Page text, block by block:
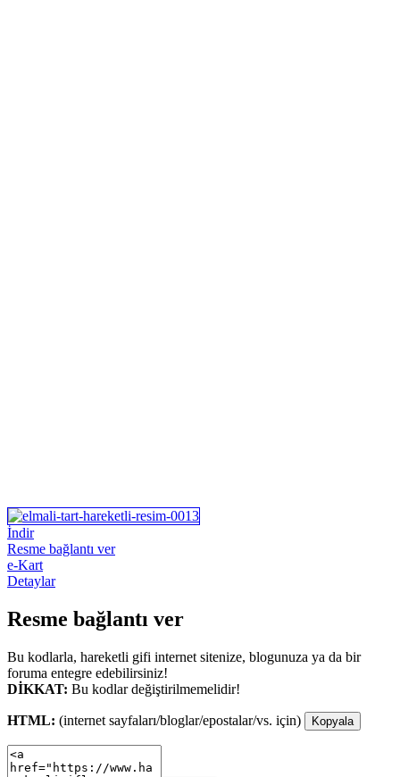
İndir
Resme bağlantı ver
e-Kart
Detaylar
Resme bağlantı ver
Bu kodlarla, hareketli gifi internet sitenize, blogunuza ya da bir
foruma entegre edebilirsiniz!
DİKKAT: Bu kodlar değiştirilmemelidir!
HTML: (internet sayfaları/bloglar/epostalar/vs. için) Kopyala